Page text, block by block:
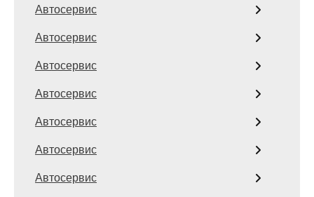
Автосервис
Автосервис
Автосервис
Автосервис
Автосервис
Автосервис
Автосервис